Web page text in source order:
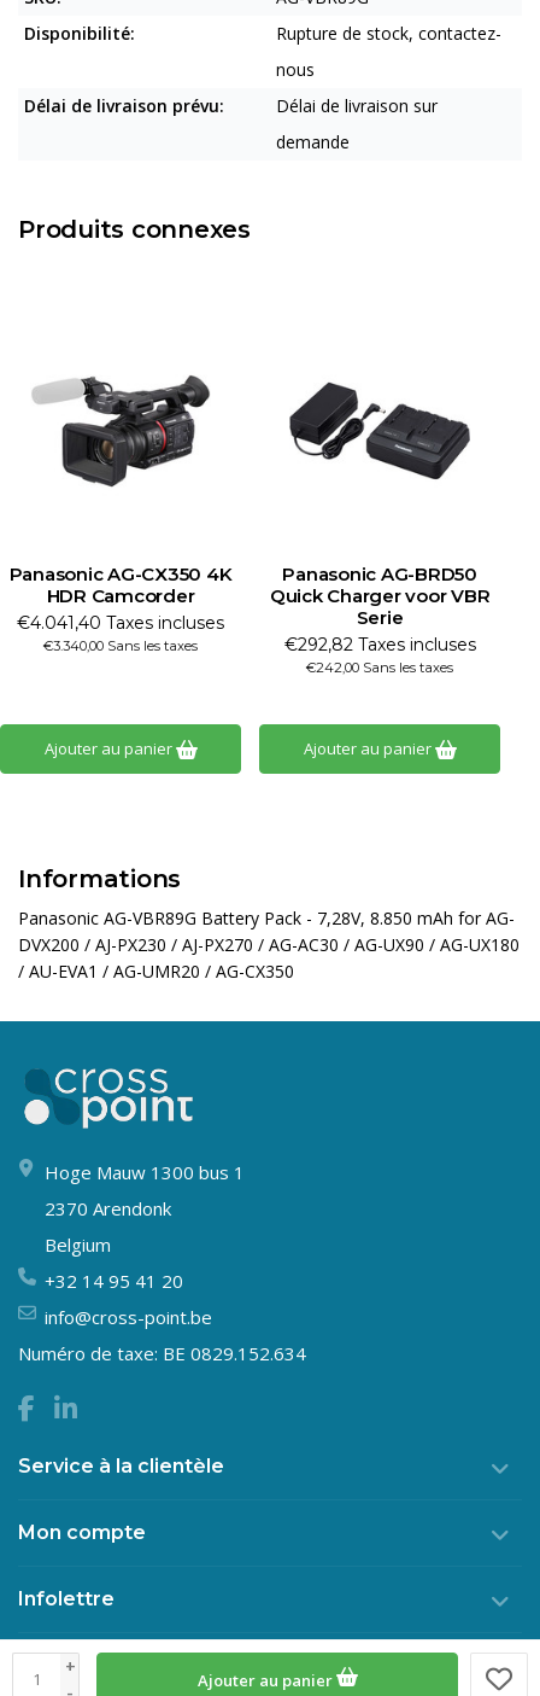
+
Ajouter au panier
Disponibilité:
Rupture de stock, contactez-
nous
Délai de livraison prévu:
Délai de livraison sur
demande
Produits connexes
Panasonic AG-CX350 4K
HDR Camcorder
€4.041,40 Taxes incluses
€3.340,00 Sans les taxes
Ajouter au panier
Panasonic AG-BRD50
Quick Charger voor VBR
Serie
€292,82 Taxes incluses
€242,00 Sans les taxes
Ajouter au panier
Informations
Panasonic AG-VBR89G Battery Pack - 7,28V, 8.850 mAh for AG-
DVX200 / AJ-PX230 / AJ-PX270 / AG-AC30 / AG-UX90 / AG-UX180
/ AU-EVA1 / AG-UMR20 / AG-CX350
Hoge Mauw 1300 bus 1
2370 Arendonk
Belgium
+32 14 95 41 20
info@cross-point.be
Numéro de taxe: BE 0829.152.634
Service à la clientèle
Mon compte
Infolettre
© Copyright 2026 Crosspoint